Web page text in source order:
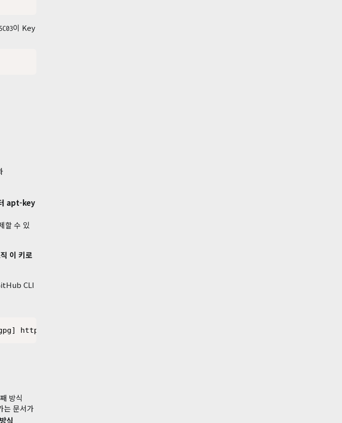
이 Key
apt-key
할 수 있
이 키로
CLI
https://cli.github.com/packages stable main
방식
는 문서가
식